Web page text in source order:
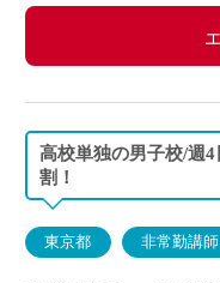
高校単独の男子校/週
割！
東京都 非常勤講師